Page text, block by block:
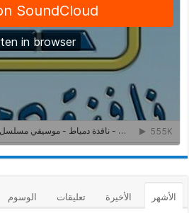
الأشهر الأخيرة تعليقات الوسوم